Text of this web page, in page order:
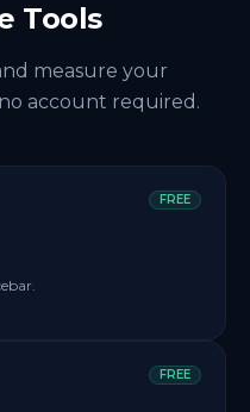
Tools
measure your
account required.
FREE
FREE